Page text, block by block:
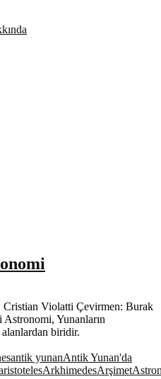
Cristian Violatti Çevirmen: Burak
Yunanların
biridir.
antik yunanAntik Yunan'da
ArkhimedesArşimet